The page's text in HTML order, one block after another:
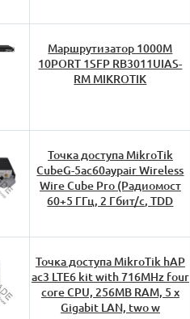
Маршрутизатор 1000M
10PORT 1SFP RB3011UIAS-
RM MIKROTIK
Точка доступа MikroTik
CubeG-5ac60aypair Wireless
Wire Cube Pro (Радиомост
60+5 ГГц, 2 Гбит/с, TDD
Точка доступа MikroTik hAP
ac3 LTE6 kit with 716MHz four
core CPU, 256MB RAM, 5 x
Gigabit LAN, two w